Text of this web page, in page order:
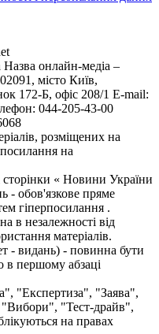
онлайн-медіа –
місто Київ,
Б, офіс 208/1 E-mail:
044-205-43-00
розміщених на
на
сторінки « Новини України
- обов'язкове пряме
гіперпосилання .
в незалежності від
матеріалів.
- видань) - повинна бути
в першому абзаці
"Експертиза", "Заява",
"Тест-драйв",
на правах